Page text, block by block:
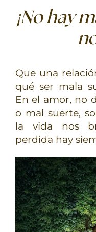
¡No hay
Que una
qué ser mala
En el amor, no
o mal suerte,
la vida nos
perdida hay